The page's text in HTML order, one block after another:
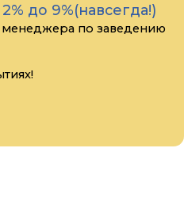
до 9%(навсегда!)
по заведению